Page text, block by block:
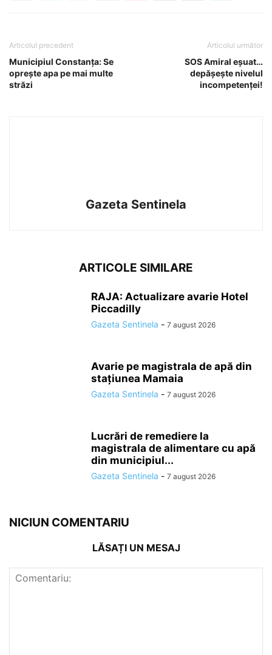
Articolul precedent
Municipiul Constanța: Se
opreşte apa pe mai multe
străzi
Articolul următor
SOS Amiral eşuat…
depăşeşte nivelul
incompetenţei!
Gazeta Sentinela
ARTICOLE SIMILARE
RAJA: Actualizare avarie Hotel
Piccadilly
Gazeta Sentinela - 7 august 2026
Avarie pe magistrala de apă din
stațiunea Mamaia
Gazeta Sentinela - 7 august 2026
Lucrări de remediere la
magistrala de alimentare cu apă
din municipiul...
Gazeta Sentinela - 7 august 2026
NICIUN COMENTARIU
LĂSAȚI UN MESAJ